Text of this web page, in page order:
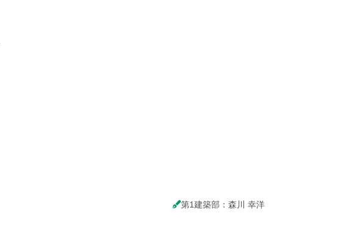
第1建築部：森川 幸洋